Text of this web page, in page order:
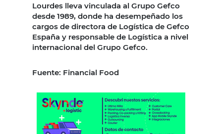
Lourdes lleva vinculada al Grupo Gefco
desde 1989, donde ha desempeñado los
cargos de directora de Logística de Gefco
España y responsable de Logística a nivel
internacional del Grupo Gefco.
Fuente: Financial Food